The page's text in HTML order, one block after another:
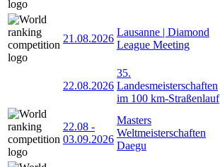
21.08.2026
Lausanne | Diamond
League Meeting
22.08.2026
35.
Landesmeisterschaften
im 100 km-Straßenlauf
22.08 -
03.09.2026
Masters
Weltmeisterschaften
Daegu